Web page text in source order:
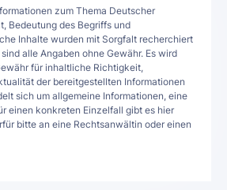
zum Thema Deutscher
Bedeutung des Begriffs und
Inhalte wurden mit Sorgfalt recherchiert
alle Angaben ohne Gewähr. Es wird
für inhaltliche Richtigkeit,
der bereitgestellten Informationen
sich um allgemeine Informationen, eine
einen konkreten Einzelfall gibt es hier
bitte an eine Rechtsanwältin oder einen